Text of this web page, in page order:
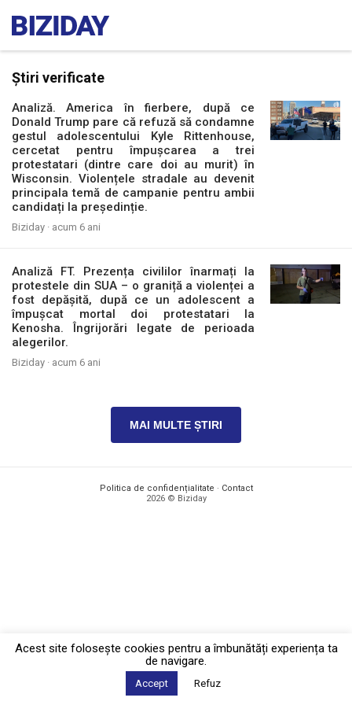
Știri verificate
Analiză. America în fierbere, după ce
Donald Trump pare că refuză să condamne
gestul adolescentului Kyle Rittenhouse,
cercetat pentru împușcarea a trei
protestatari (dintre care doi au murit) în
Wisconsin. Violențele stradale au devenit
principala temă de campanie pentru ambii
candidați la președinție.
Biziday · acum 6 ani
Analiză FT. Prezența civililor înarmați la
protestele din SUA – o graniță a violenței a
fost depășită, după ce un adolescent a
împușcat mortal doi protestatari la
Kenosha. Îngrijorări legate de perioada
alegerilor.
Biziday · acum 6 ani
MAI MULTE ȘTIRI
Politica de confidențialitate · Contact
2026 © Biziday
Acest site foloseşte cookies pentru a îmbunătăți experiența ta
de navigare.
Accept Refuz